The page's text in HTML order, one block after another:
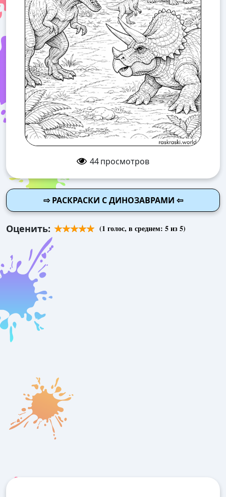
44просмотров
⇨ РАСКРАСКИ С ДИНОЗАВРАМИ ⇦
Оценить: (1 голос, в среднем: 5из 5)